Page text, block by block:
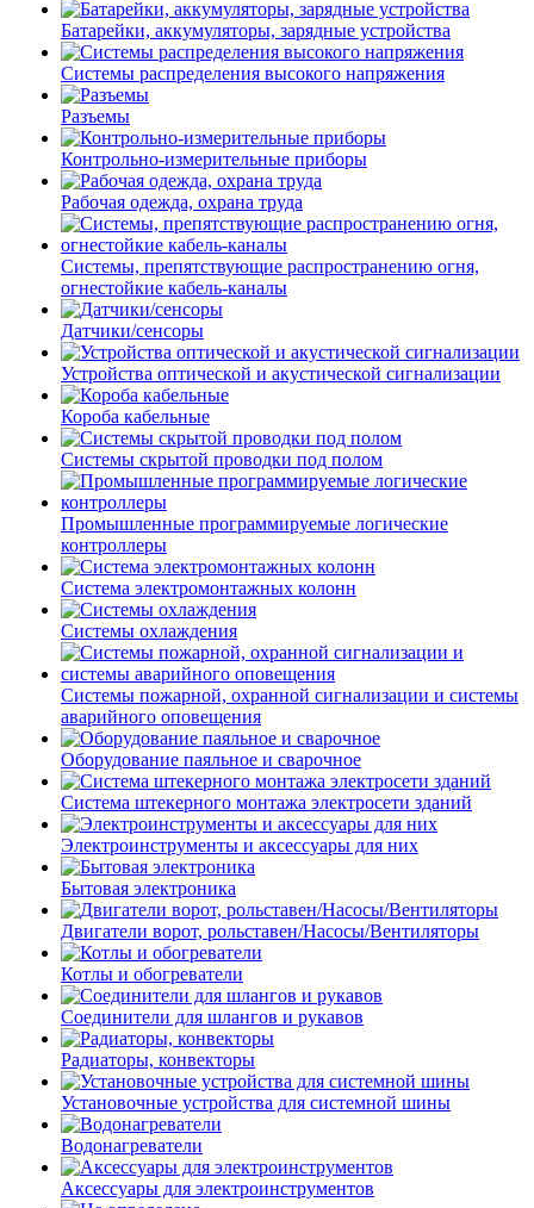
Батарейки, аккумуляторы, зарядные устройства
Системы распределения высокого напряжения
Разъемы
Контрольно-измерительные приборы
Рабочая одежда, охрана труда
Системы, препятствующие распространению огня,
огнестойкие кабель-каналы
Датчики/сенсоры
Устройства оптической и акустической сигнализации
Короба кабельные
Системы скрытой проводки под полом
Промышленные программируемые логические
контроллеры
Система электромонтажных колонн
Системы охлаждения
Системы пожарной, охранной сигнализации и системы
аварийного оповещения
Оборудование паяльное и сварочное
Система штекерного монтажа электросети зданий
Электроинструменты и аксессуары для них
Бытовая электроника
Двигатели ворот, рольставен/Насосы/Вентиляторы
Котлы и обогреватели
Соединители для шлангов и рукавов
Радиаторы, конвекторы
Установочные устройства для системной шины
Водонагреватели
Аксессуары для электроинструментов